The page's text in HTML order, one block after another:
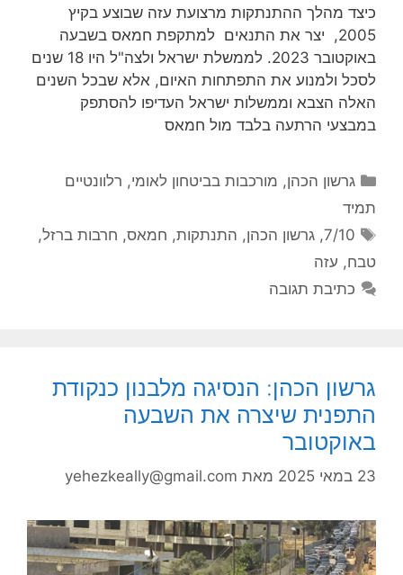
כיצד מהלך ההתנתקות מרצועת עזה שבוצע בקיץ
2005, יצר את התנאים למתקפת חמאס בשבעה
באוקטובר 2023. לממשלת ישראל ולצה"ל היו 18 שנים
לסכל ולמנוע את התפתחות האיום, אלא שבכל השנים
האלה הצבא וממשלות ישראל העדיפו להסתפק
במבצעי הרתעה בלבד מול חמאס
קטגוריות
גרשון הכהן, מורכבות בביטחון לאומי, רלוונטיים
תמיד
תגיות
7/10
,גרשון הכהן, התנתקות, חמאס, חרבות ברזל,
טבח, עזה
כתיבת תגובה
גרשון הכהן: הנסיגה מלבנון כנקודת
התפנית שיצרה את השבעה
באוקטובר
23 במאי 2025 מאת yehezkeally@gmail.com